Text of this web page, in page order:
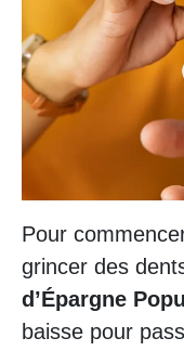
Pour
grincer des
d’Épargne
baisse pour